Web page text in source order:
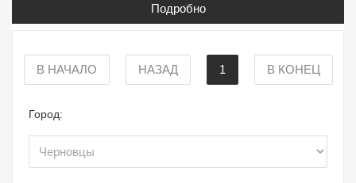
Подробно
В НАЧАЛО НАЗАД 1 В КОНЕЦ
Город: